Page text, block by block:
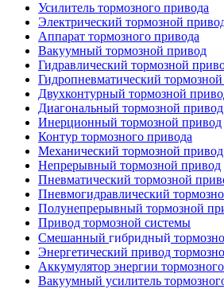
Усилитель тормозного привода
Электрический тормозной
Аппарат тормозного привода
Вакуумный тормозной привод
Гидравлический тормозной
Гидропневматический
Двухконтурный тормозной
Диагональный тормозной привод
Инерционный тормозной привод
Контур тормозного привода
Механический тормозной привод
Непрерывный тормозной привод
Пневматический тормозной
Пневмогидравлический
Полунепрерывный тормозной
Привод тормозной системы
Смешанный гибридный
гибридный
Энергетический привод
Аккумулятор энергии
Вакуумный усилитель